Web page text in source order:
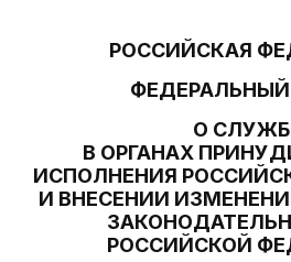
РОССИЙСКАЯ
О
В ОРГАНАХ
ИСПОЛНЕНИЯ
И ВНЕСЕНИИ
РОССИЙСКОЙ